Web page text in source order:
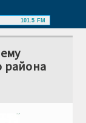
101.5 FM
района